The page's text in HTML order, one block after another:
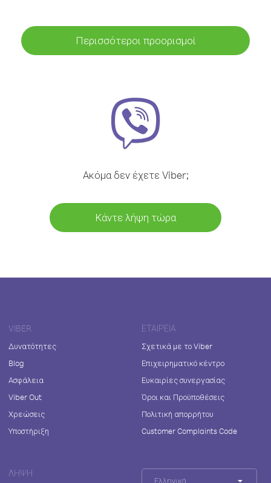
Περισσότεροι προορισμοί
Ακόμα δεν έχετε Viber;
Κάντε λήψη τώρα
VIBER
Δυνατότητες
Blog
Ασφάλεια
Viber Out
Χρεώσεις
Υποστήριξη
ΕΤΑΙΡΕΊΑ
Σχετικά με το Viber
Επιχειρηματικό κέντρο
Ευκαιρίες συνεργασίας
Όροι και Προϋποθέσεις
Πολιτική απορρήτου
Customer Complaints Code
ΛΉΨΗ
Ελληνικά